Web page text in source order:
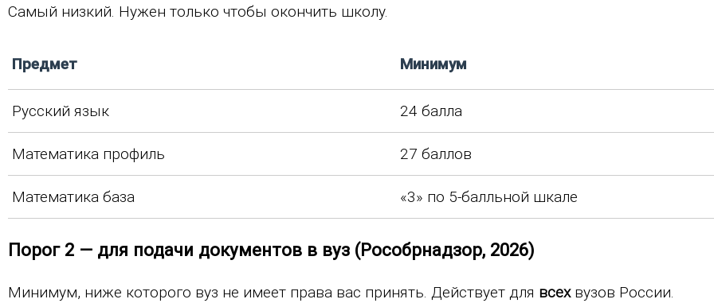
Самый низкий. Нужен только чтобы окончить школу.
Предмет Минимум
Русский язык 24 балла
Математика профиль 27 баллов
Математика база «3» по 5-балльной шкале
Порог 2 — для подачи документов в вуз (Рособрнадзор, 2026)
Минимум, ниже которого вуз не имеет права вас принять. Действует для всехвузов России.